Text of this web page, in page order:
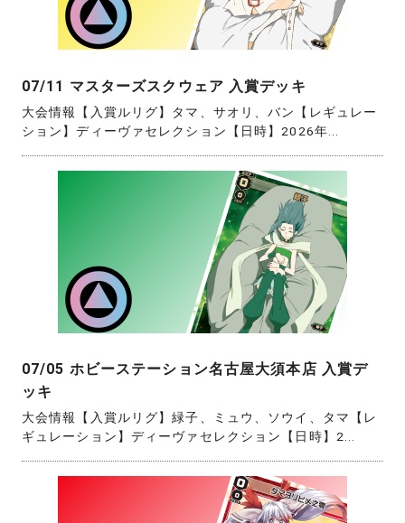
07/11 マスターズスクウェア 入賞デッキ
大会情報【入賞ルリグ】タマ、サオリ、バン【レギュレー
ション】ディーヴァセレクション【日時】2026年...
07/05 ホビーステーション名古屋大須本店 入賞デ
ッキ
大会情報【入賞ルリグ】緑子、ミュウ、ソウイ、タマ【レ
ギュレーション】ディーヴァセレクション【日時】2...